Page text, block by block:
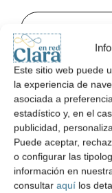
Este sitio web puede
la experiencia de
asociada a
estadístico y, en el
publicidad,
Puede aceptar,
o configurar las
información en
consultar aquí los